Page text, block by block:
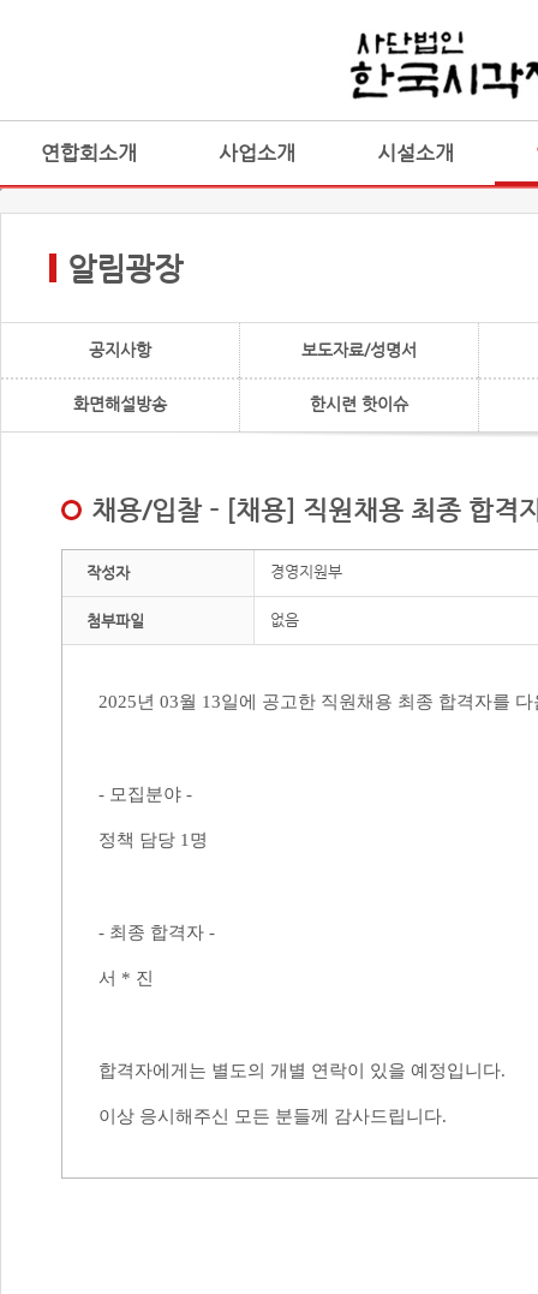
연합회소개 사업소개 시설소개
알림광장
공지사항 보도자료/성명서
화면해설방송 한시련 핫이슈
채용/입찰 - [채용] 직원채용 최종 합격
작성자 경영지원부
첨부파일 없음
2025년 03월 13일에 공고한 직원채용 최종 합격자를
- 모집분야 -
정책 담당 1 명
- 최종 합격자 -
서 * 진
합격자에게는 별도의 개별 연락이 있을 예정입니다.
이상 응시해주신 모든 분들께 감사드립니다.